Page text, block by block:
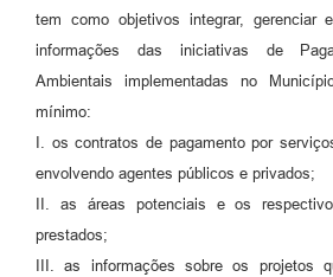
tem como objetivos integrar, gerenciar
informações das iniciativas de
Ambientais implementadas no
mínimo:
I. os contratos de pagamento por
envolvendo agentes públicos e privados;
II. as áreas potenciais e os
prestados;
III. as informações sobre os projetos